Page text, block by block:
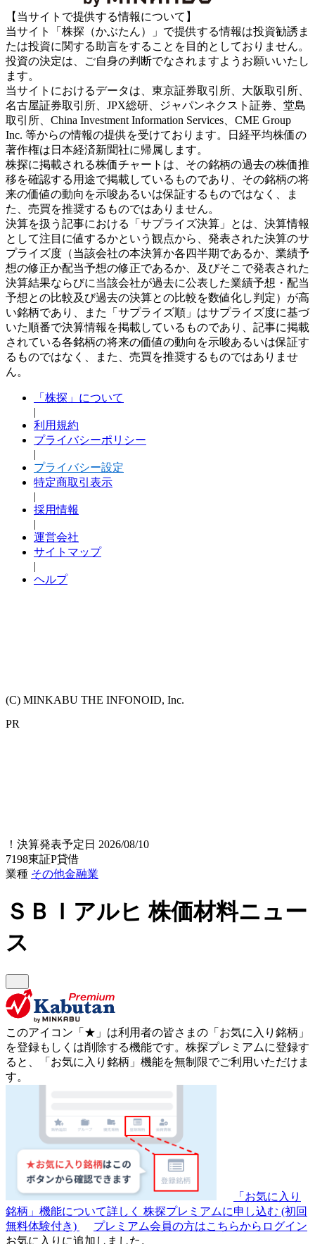
【当サイトで提供する情報について】
当サイト「株探（かぶたん）」で提供する情報は投資勧誘ま
たは投資に関する助言をすることを目的としておりません。
投資の決定は、ご自身の判断でなされますようお願いいたし
ます。
当サイトにおけるデータは、東京証券取引所、大阪取引所、
名古屋証券取引所、JPX総研、ジャパンネクスト証券、堂島
取引所、China Investment Information Services、CME Group
Inc. 等からの情報の提供を受けております。日経平均株価の
著作権は日本経済新聞社に帰属します。
株探に掲載される株価チャートは、その銘柄の過去の株価推
移を確認する用途で掲載しているものであり、その銘柄の将
来の価値の動向を示唆あるいは保証するものではなく、ま
た、売買を推奨するものではありません。
決算を扱う記事における「サプライズ決算」とは、決算情報
として注目に値するかという観点から、発表された決算のサ
プライズ度（当該会社の本決算か各四半期であるか、業績予
想の修正か配当予想の修正であるか、及びそこで発表された
決算結果ならびに当該会社が過去に公表した業績予想・配当
予想との比較及び過去の決算との比較を数値化し判定）が高
い銘柄であり、また「サプライズ順」はサプライズ度に基づ
いた順番で決算情報を掲載しているものであり、記事に掲載
されている各銘柄の将来の価値の動向を示唆あるいは保証す
るものではなく、また、売買を推奨するものではありませ
ん。
「株探」について
|
利用規約
プライバシーポリシー
|
プライバシー設定
特定商取引表示
|
採用情報
|
運営会社
サイトマップ
|
ヘルプ
(C) MINKABU THE INFONOID, Inc.
PR
！ 決算発表予定日 2026/08/10
7198東証P貸借
業種 その他金融業
ＳＢＩアルヒ株価材料ニュー
ス
このアイコン 「★」 は利用者の皆さまの 「お気に入り銘柄」
を登録もしくは削除する機能です。 株探プレミアムに登録す
ると、「お気に入り銘柄」機能を無制限でご利用いただけま
す。
「お気に入り
銘柄」機能について詳しく 株探プレミアムに申し込む (初回
無料体験付き)
プレミアム会員の方はこちらからログイン
お気に入りに追加しました。